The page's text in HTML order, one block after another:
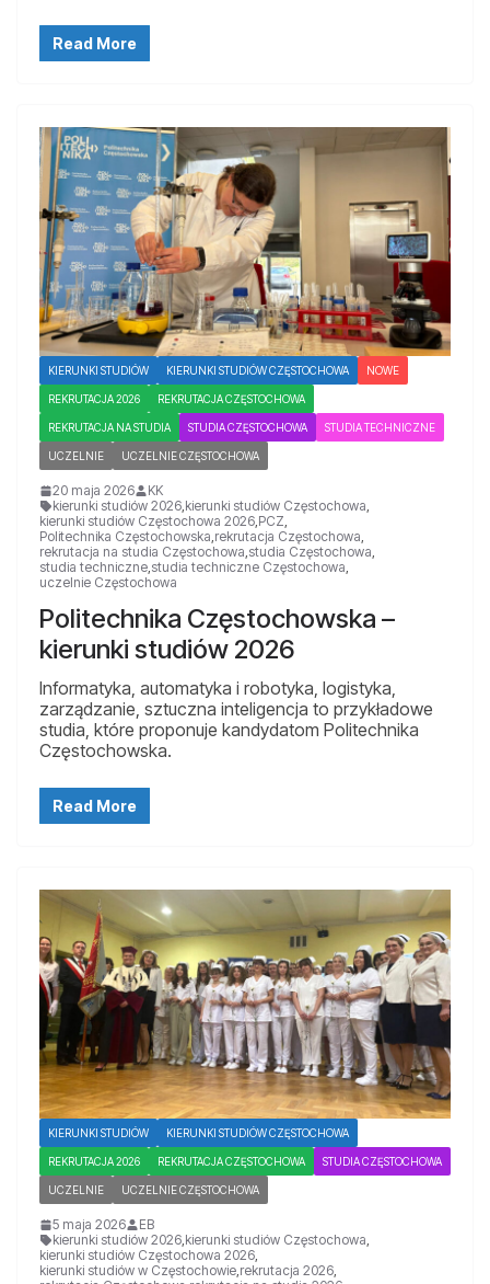
Read More
KIERUNKI STUDIÓW KIERUNKI STUDIÓW CZĘSTOCHOWA NOWE
REKRUTACJA 2026 REKRUTACJA CZĘSTOCHOWA
REKRUTACJA NA STUDIA STUDIA CZĘSTOCHOWA STUDIA TECHNICZNE
UCZELNIE UCZELNIE CZĘSTOCHOWA
20 maja 2026
KK
kierunki studiów 2026 kierunki studiów Częstochowa
kierunki studiów Częstochowa 2026 PCZ
Politechnika Częstochowska rekrutacja Częstochowa
rekrutacja na studia Częstochowa studia Częstochowa
studia techniczne studia techniczne Częstochowa
uczelnie Częstochowa
Politechnika Częstochowska –
kierunki studiów 2026
Informatyka, automatyka i robotyka, logistyka,
zarządzanie, sztuczna inteligencja to przykładowe
studia, które proponuje kandydatom Politechnika
Częstochowska.
Read More
KIERUNKI STUDIÓW KIERUNKI STUDIÓW CZĘSTOCHOWA
REKRUTACJA 2026 REKRUTACJA CZĘSTOCHOWA STUDIA CZĘSTOCHOWA
UCZELNIE UCZELNIE CZĘSTOCHOWA
5 maja 2026
EB
kierunki studiów 2026 kierunki studiów Częstochowa
kierunki studiów Częstochowa 2026
kierunki studiów w Częstochowie rekrutacja 2026